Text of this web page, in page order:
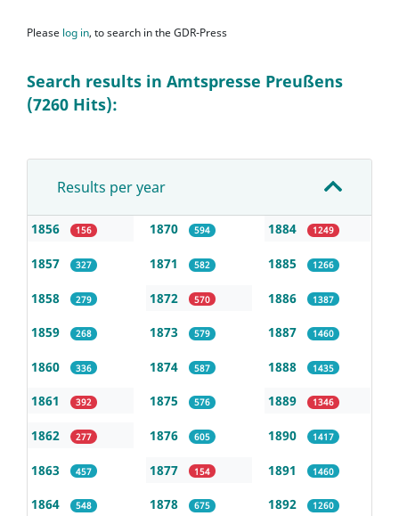
Please log in, to search in the GDR-Press
Search results in Amtspresse Preußens
(7260 Hits):
Results per year
1856 156
1857 327
1858 279
1859 268
1860 336
1861 392
1862 277
1863 457
1864 548
1870 594
1871 582
1872 570
1873 579
1874 587
1875 576
1876 605
1877 154
1878 675
1884 1249
1885 1266
1886 1387
1887 1460
1888 1435
1889 1346
1890 1417
1891 1460
1892 1260